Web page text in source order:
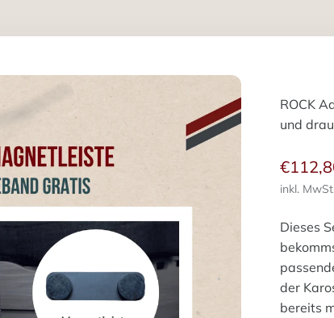
ROCK
und
inkl.
Dieses
der
bereits